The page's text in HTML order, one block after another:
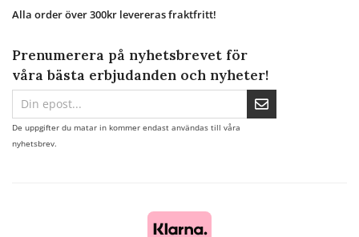
Alla order över 300kr levereras fraktfritt!
Prenumerera på nyhetsbrevet för
våra bästa erbjudanden och nyheter!
De uppgifter du matar in kommer endast användas till våra
nyhetsbrev.